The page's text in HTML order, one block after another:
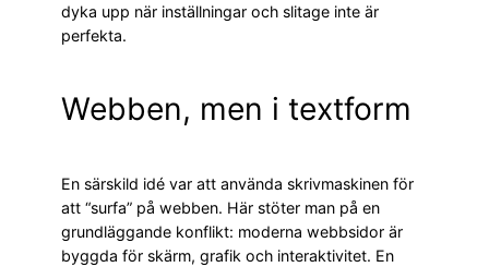
dyka upp när inställningar och slitage inte är
perfekta.
Webben, men i textform
En särskild idé var att använda skrivmaskinen för
att “surfa” på webben. Här stöter man på en
grundläggande konflikt: moderna webbsidor är
byggda för skärm, grafik och interaktivitet. En